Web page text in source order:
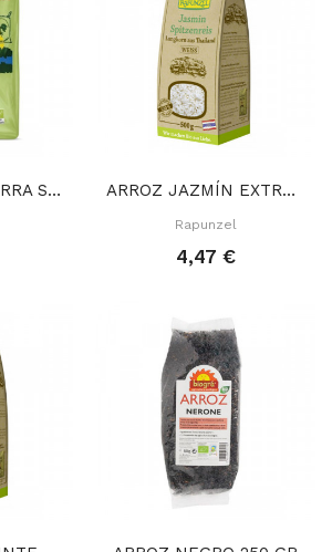
ARROZ CALASPARRA SEMI INTEGRAL 1 KG ARROZ JAZMÍN EXTRA LARGO 500 GR
Rapunzel
4,47 €